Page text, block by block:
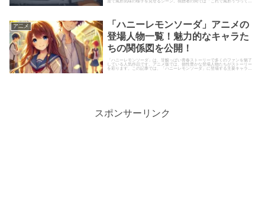
ア二メ
「ハニーレモンソーダ」アニメの
登場人物一覧！魅力的なキャラた
ちの関係図を公開！
「ハニーレモンソーダ」は、甘酸っぱい青春ストーリーで多くのファンを魅了
している人気作品です。アニメ版では、個性豊かな登場人物たちがストーリー
を彩ります。この記事では、「ハニーレモンソーダ」に登場する主要キャラク
スポンサーリンク